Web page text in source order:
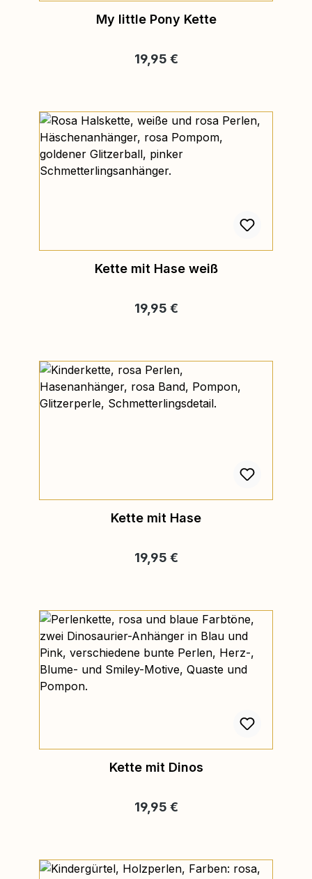
My little Pony Kette
Regulärer Preis:
19,95 €
Kette mit Hase weiß
Regulärer Preis:
19,95 €
Kette mit Hase
Regulärer Preis:
19,95 €
Kette mit Dinos
Regulärer Preis:
19,95 €